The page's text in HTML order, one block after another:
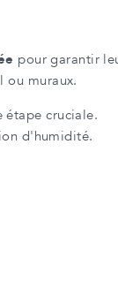
pour garantir
ou muraux.
étape cruciale.
d'humidité.